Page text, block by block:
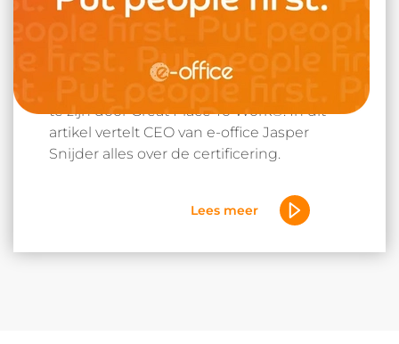
e-office behaalt Great Place
To Work Certification™
e-office is ontzettend trots om Certified™
te zijn door Great Place To Work®. In dit
artikel vertelt CEO van e-office Jasper
Snijder alles over de certificering.
Lees meer